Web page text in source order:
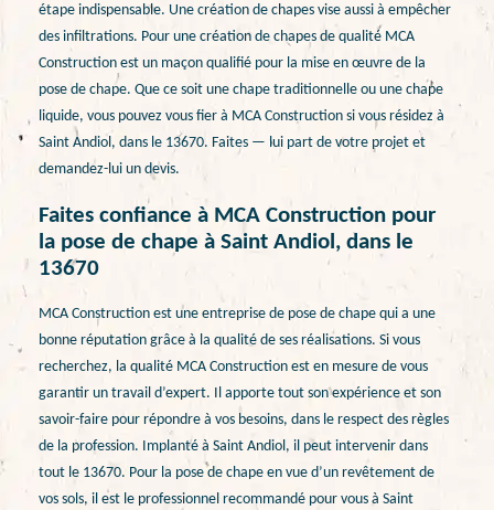
étape indispensable. Une création de chapes vise aussi à empêcher
des infiltrations. Pour une création de chapes de qualité MCA
Construction est un maçon qualifié pour la mise en œuvre de la
pose de chape. Que ce soit une chape traditionnelle ou une chape
liquide, vous pouvez vous fier à MCA Construction si vous résidez à
Saint Andiol, dans le 13670. Faites — lui part de votre projet et
demandez-lui un devis.
Faites confiance à MCA Construction pour
la pose de chape à Saint Andiol, dans le
13670
MCA Construction est une entreprise de pose de chape qui a une
bonne réputation grâce à la qualité de ses réalisations. Si vous
recherchez, la qualité MCA Construction est en mesure de vous
garantir un travail d’expert. Il apporte tout son expérience et son
savoir-faire pour répondre à vos besoins, dans le respect des règles
de la profession. Implanté à Saint Andiol, il peut intervenir dans
tout le 13670. Pour la pose de chape en vue d’un revêtement de
vos sols, il est le professionnel recommandé pour vous à Saint